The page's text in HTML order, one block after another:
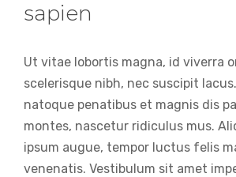
sapien
Ut vitae lobortis magna, id viverra
scelerisque nibh, nec suscipit
natoque penatibus et magnis dis
montes, nascetur ridiculus mus.
ipsum augue, tempor luctus felis
venenatis. Vestibulum sit amet